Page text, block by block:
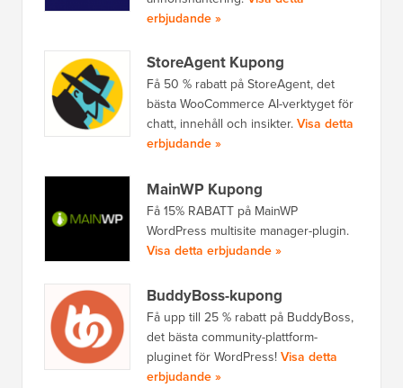
erbjudande »
StoreAgent Kupong
Få 50 % rabatt på StoreAgent, det
bästa WooCommerce AI-verktyget för
chatt, innehåll och insikter.Visa detta
erbjudande »
MainWP Kupong
Få 15% RABATT på MainWP
WordPress multisite manager-plugin.
Visa detta erbjudande »
BuddyBoss-kupong
Få upp till 25 % rabatt på BuddyBoss,
det bästa community-plattform-
pluginet för WordPress!Visa detta
erbjudande »